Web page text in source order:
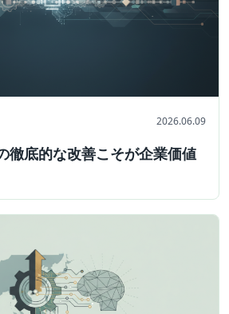
2026.06.09
徹底的な改善こそが企業価値